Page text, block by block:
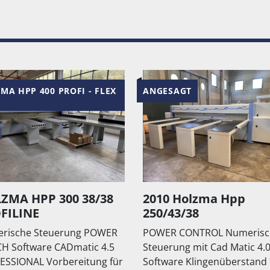
Holzma Hpp
43/38
CONTROL Numerische
mit Cad Matic 4.0
Klingenüberstand 75
ANGESAGT
Woodtech/Nanxing
440
NEUE MASCHINE
Steuerung Power Control
Cut System-Software und